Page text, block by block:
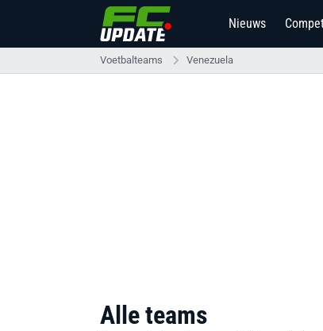
Nieuws
Voetbalteams Venezuela
Alle teams